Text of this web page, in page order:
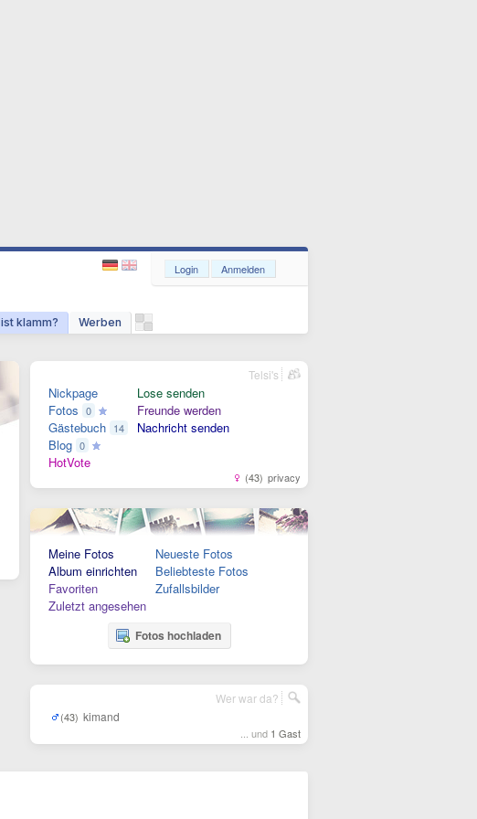
klamm? Werben
Login Anmelden
Nickpage
Fotos 0
Gästebuch 14
Blog 0
HotVote
Lose senden
Freunde werden
Nachricht senden
(43) privacy
Telsi's
Meine Fotos
Album einrichten
Favoriten
Zuletzt angesehen
Neueste Fotos
Beliebteste Fotos
Zufallsbilder
Fotos hochladen
(43) kimand
... und 1 Gast
Wer war da?